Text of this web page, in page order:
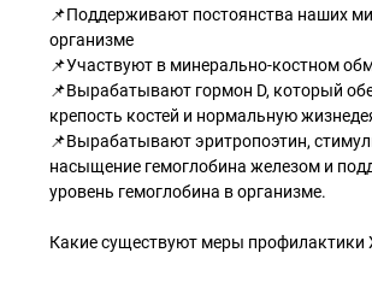
📌Поддерживают постоянства наших
организме
📌Участвуют в минерально-костном
📌Вырабатывают гормон D, который
крепость костей и нормальную
📌Вырабатывают эритропоэтин,
насыщение гемоглобина железом и
уровень гемоглобина в организме.
Какие существуют меры профилактики